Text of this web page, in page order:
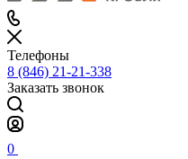
Телефоны
8 (846) 21-21-338
Заказать звонок
0